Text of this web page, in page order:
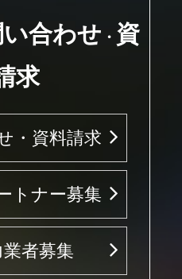
合わせ ・ 資
求
・資料請求
トナー募集
者募集